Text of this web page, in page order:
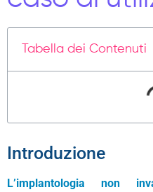
Tabella dei Contenuti
Introduzione
L’implantologia non